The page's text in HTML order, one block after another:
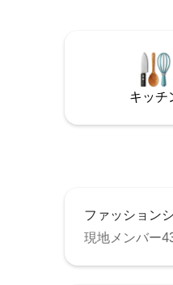
備、そしてパーム
のあらゆる楽しみ
在をお楽しみください。 このユ
Gibbs Realty
取得しています。
ーク郡ライセンス
キッチ
ファッション
現地メンバー